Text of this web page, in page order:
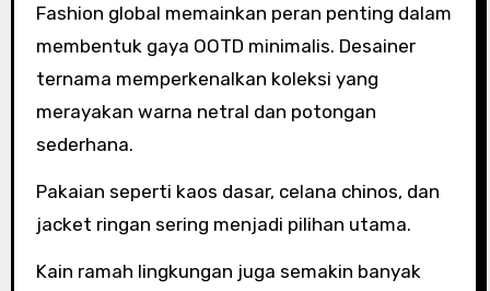
Fashion global memainkan peran penting dalam
membentuk gaya OOTD minimalis. Desainer
ternama memperkenalkan koleksi yang
merayakan warna netral dan potongan
sederhana.
Pakaian seperti kaos dasar, celana chinos, dan
jacket ringan sering menjadi pilihan utama.
Kain ramah lingkungan juga semakin banyak